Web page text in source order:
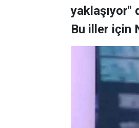
yaklaşıyor"
Bu iller için